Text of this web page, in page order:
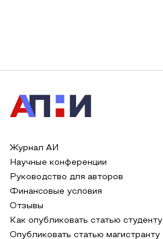
Журнал АИ
Научные конференции
Руководство для авторов
Финансовые условия
Отзывы
Как опубликовать статью студенту
Опубликовать статью магистранту